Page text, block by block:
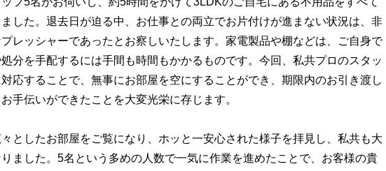
した。退去日が迫る中、お仕事との両立でお片付けが進まない状況は、非
レッシャーであったとお察しいたします。家電製品や棚などは、ご自身で
分を手配するには手間も時間もかかるものです。今回、私共プロのスタッ
応することで、無事にお部屋を空にすることができ、期限内のお引き渡し
手伝いができたことを大変光栄に存じます。
としたお部屋をご覧になり、ホッと一安心された様子を拝見し、私共も大
ました。5名という多めの人数で一気に作業を進めたことで、お客様の貴